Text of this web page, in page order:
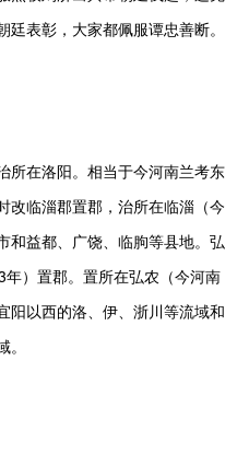
表彰，大家都佩服谭忠善断。
所在洛阳。相当于今河南兰考东
改临淄郡置郡，治所在临淄（今
和益都、广饶、临朐等县地。弘
）置郡。置所在弘农（今河南
阳以西的洛、伊、浙川等流域和